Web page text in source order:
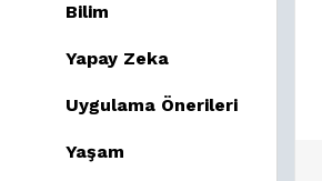
Bilim
Yapay Zeka
Uygulama Önerileri
Yaşam